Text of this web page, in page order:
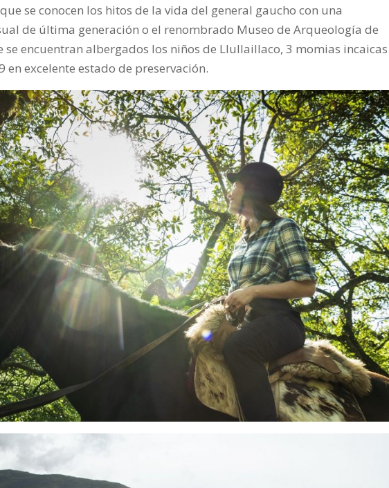
se conocen los hitos de la vida del general gaucho con una
de última generación o el renombrado Museo de Arqueología de
encuentran albergados los niños de Llullaillaco, 3 momias incaicas
en excelente estado de preservación.